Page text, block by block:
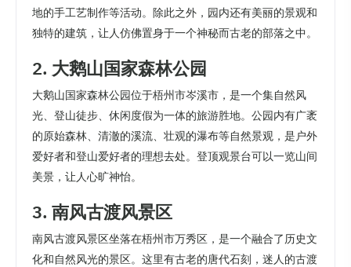
地的手工艺制作等活动。除此之外，园内还有美丽的景观和
独特的建筑，让人仿佛置身于一个神秘而古老的部落之中。
2. 大鹅山国家森林公园
大鹅山国家森林公园位于梧州市岑溪市，是一个集自然风
光、登山徒步、休闲度假为一体的旅游胜地。公园内有广袤
的原始森林、清澈的溪流、壮观的瀑布等自然景观，是户外
爱好者和登山爱好者的理想去处。登顶观景台可以一览山间
美景，让人心旷神怡。
3. 南风古渡风景区
南风古渡风景区坐落在梧州市万秀区，是一个融合了历史文
化和自然风光的景区。这里有古老的唐代石刻，迷人的古渡